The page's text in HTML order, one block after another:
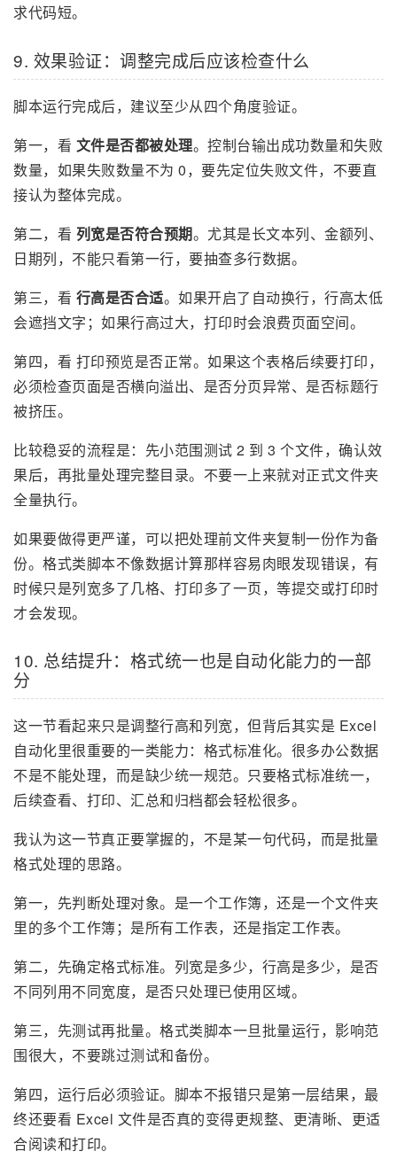
求代码短。
9. 效果验证：调整完成后应该检查什么
脚本运行完成后，建议至少从四个角度验证。
第一，看 文件是否都被处理。控制台输出成功数量和失败
数量，如果失败数量不为 0，要先定位失败文件，不要直
接认为整体完成。
第二，看 列宽是否符合预期。尤其是长文本列、金额列、
日期列，不能只看第一行，要抽查多行数据。
第三，看 行高是否合适。如果开启了自动换行，行高太低
会遮挡文字；如果行高过大，打印时会浪费页面空间。
第四，看 打印预览是否正常。如果这个表格后续要打印，
必须检查页面是否横向溢出、是否分页异常、是否标题行
被挤压。
比较稳妥的流程是：先小范围测试 2 到 3 个文件，确认效
果后，再批量处理完整目录。不要一上来就对正式文件夹
全量执行。
如果要做得更严谨，可以把处理前文件夹复制一份作为备
份。格式类脚本不像数据计算那样容易肉眼发现错误，有
时候只是列宽多了几格、打印多了一页，等提交或打印时
才会发现。
10. 总结提升：格式统一也是自动化能力的一部
分
这一节看起来只是调整行高和列宽，但背后其实是 Excel
自动化里很重要的一类能力：格式标准化。很多办公数据
不是不能处理，而是缺少统一规范。只要格式标准统一，
后续查看、打印、汇总和归档都会轻松很多。
我认为这一节真正要掌握的，不是某一句代码，而是批量
格式处理的思路。
第一，先判断处理对象。是一个工作簿，还是一个文件夹
里的多个工作簿；是所有工作表，还是指定工作表。
第二，先确定格式标准。列宽是多少，行高是多少，是否
不同列用不同宽度，是否只处理已使用区域。
第三，先测试再批量。格式类脚本一旦批量运行，影响范
围很大，不要跳过测试和备份。
第四，运行后必须验证。脚本不报错只是第一层结果，最
终还要看 Excel 文件是否真的变得更规整、更清晰、更适
合阅读和打印。